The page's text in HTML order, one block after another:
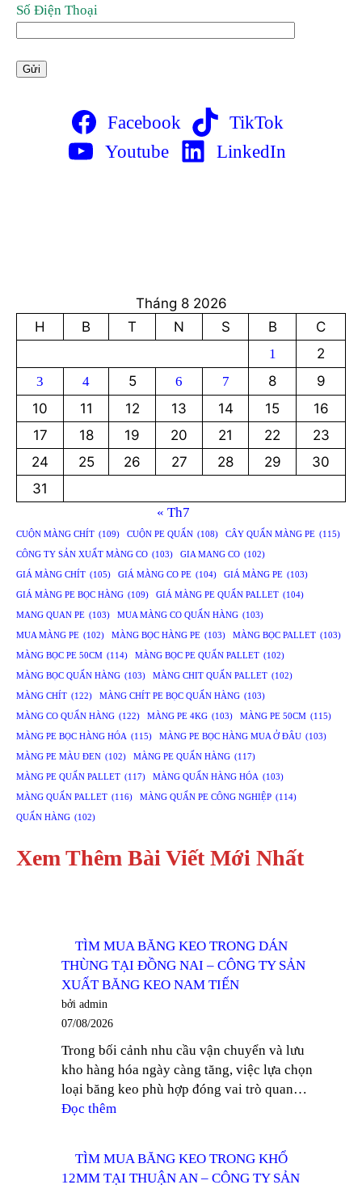
Số Điện Thoại
Facebook
TikTok
Youtube
LinkedIn
Tháng 8 2026
H
B T N S B C
1 2
3 4 5 6 7 8
9
10
11 12 13 14 15
16
17
18 19 20 21 22
23
24
25 26 27 28 29
30
31
« Th7
CUỘN MÀNG CHÍT (109) CUỘN PE QUẤN (108) CÂY QUẤN MÀNG PE (115)
CÔNG TY SẢN XUẤT MÀNG CO (103) GIA MANG CO (102)
GIÁ MÀNG CHÍT (105) GIÁ MÀNG CO PE (104) GIÁ MÀNG PE (103)
GIÁ MÀNG PE BỌC HÀNG (109) GIÁ MÀNG PE QUẤN PALLET (104)
MANG QUAN PE (103) MUA MÀNG CO QUẤN HÀNG (103)
MUA MÀNG PE (102) MÀNG BỌC HÀNG PE (103) MÀNG BỌC PALLET (103)
MÀNG BỌC PE 50CM (114) MÀNG BỌC PE QUẤN PALLET (102)
MÀNG BỌC QUẤN HÀNG (103) MÀNG CHIT QUẤN PALLET (102)
MÀNG CHÍT (122) MÀNG CHÍT PE BỌC QUẤN HÀNG (103)
MÀNG CO QUẤN HÀNG (122) MÀNG PE 4KG (103) MÀNG PE 50CM (115)
MÀNG PE BỌC HÀNG HÓA (115) MÀNG PE BỌC HÀNG MUA Ở ĐÂU (103)
MÀNG PE MÀU ĐEN (102) MÀNG PE QUẤN HÀNG (117)
MÀNG PE QUẤN PALLET (117) MÀNG QUẤN HÀNG HÓA (103)
MÀNG QUẤN PALLET (116) MÀNG QUẤN PE CÔNG NGHIỆP (114)
QUẤN HÀNG (102)
Xem Thêm Bài Viết Mới Nhất
TÌM MUA BĂNG KEO TRONG DÁN
THÙNG TẠI ĐỒNG NAI – CÔNG TY SẢN
XUẤT BĂNG KEO NAM TIẾN
bởi admin
07/08/2026
Trong bối cảnh nhu cầu vận chuyển và lưu
kho hàng hóa ngày càng tăng, việc lựa chọn
loại băng keo phù hợp đóng vai trò quan…
Đọc thêm
BĂNG
KEO
TÌM MUA BĂNG KEO TRONG KHỔ
12MM TẠI THUẬN AN – CÔNG TY SẢN